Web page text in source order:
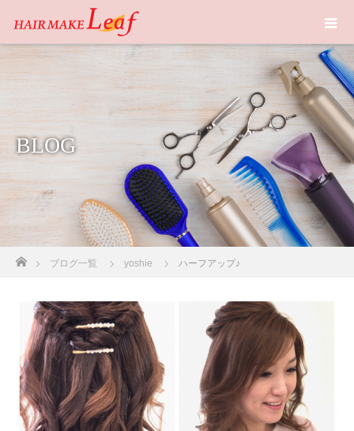
BLOG
ブログ一覧 yoshie ハーフアップ♪